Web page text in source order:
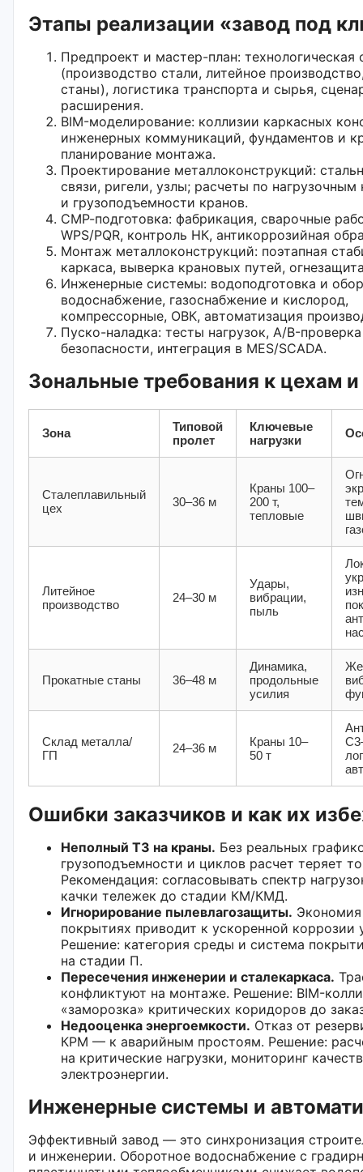
Этапы реализации «завод под
Предпроект и мастер-план: технологическая
(производство стали, литейное
станы), логистика транспорта и сырья,
расширения.
BIM-моделирование: коллизии каркасных
инженерных коммуникаций, фундаментов и
планирование монтажа.
Проектирование металлоконструкций:
связи, ригели, узлы; расчеты по
и грузоподъемности кранов.
СМР-подготовка: фабрикация, сварочные
WPS/PQR, контроль НК, антикоррозийная
Монтаж металлоконструкций: поэтапная
каркаса, выверка крановых путей,
Инженерные системы: водоподготовка и
водоснабжение, газоснабжение и кислород,
компрессорные, ОВК, автоматизация
Пуско-наладка: тесты нагрузок, A/B-
безопасности, интеграция в MES/SCADA.
Зональные требования к цехам и
Зона
Типовой
пролет
Ключевые
нагрузки
Сталеплавильный
цех
30–36 м
Краны 100–
200 т,
тепловые
Литейное
производство
24–30 м
Удары,
вибрации,
пыль
Прокатные станы 36–48 м
Динамика,
продольные
усилия
Склад металла/
ГП
24–36 м
Краны 10–
50 т
Ошибки заказчиков и как их
Неполный ТЗ на краны. Без реальных
грузоподъемности и циклов расчет теряет
Рекомендация: согласовывать спектр
качки тележек до стадии КМ/КМД.
Игнорирование пылевлагозащиты.
покрытиях приводит к ускоренной коррозии
Решение: категория среды и система
на стадии П.
Пересечения инженерии и сталекаркаса.
конфликтуют на монтаже. Решение: BIM-
«заморозка» критических коридоров до
Недооценка энергоемкости. Отказ от
КРМ — к аварийным простоям. Решение:
на критические нагрузки, мониторинг
электроэнергии.
Инженерные системы и
Эффективный завод — это синхронизация
и инженерии. Оборотное водоснабжение с